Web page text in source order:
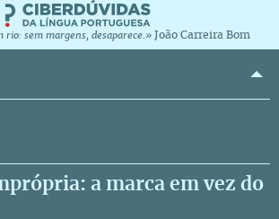
rio: sem margens, desaparece.» João Carreira Bom
a marca em vez do